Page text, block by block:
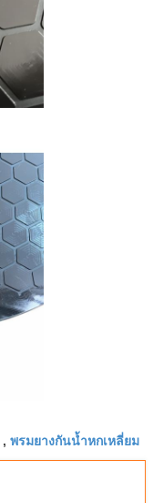
, พรมยางกันน้ำหกเหลี่ยม